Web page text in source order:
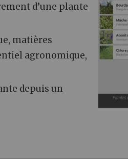
d’une plante
matières
agronomique,
depuis un